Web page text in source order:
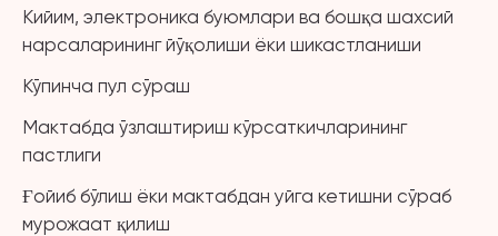
Кийим, электроника буюмлари ва бошқа шахсий
нарсаларининг йўқолиши ёки шикастланиши
Кўпинча пул сўраш
Мактабда ўзлаштириш кўрсаткичларининг
пастлиги
Ғойиб бўлиш ёки мактабдан уйга кетишни сўраб
мурожаат қилиш